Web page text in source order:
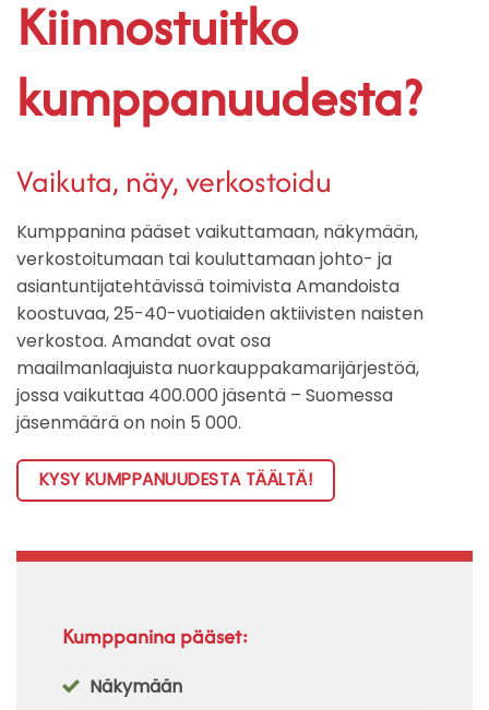
Kiinnostuitko
kumppanuudesta?
Vaikuta, näy, verkostoidu
Kumppanina pääset vaikuttamaan, näkymään,
verkostoitumaan tai kouluttamaan johto- ja
asiantuntijatehtävissä toimivista Amandoista
koostuvaa, 25-40-vuotiaiden aktiivisten naisten
verkostoa. Amandat ovat osa
maailmanlaajuista nuorkauppakamarijärjestöä,
jossa vaikuttaa 400.000 jäsentä – Suomessa
jäsenmäärä on noin 5 000.
KYSY KUMPPANUUDESTA TÄÄLTÄ!
Kumppanina pääset:
Näkymään